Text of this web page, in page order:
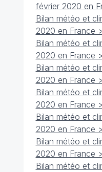
février 2020 en
Bilan météo et
2020 en France
Bilan météo et
2020 en France
Bilan météo et
2020 en France
Bilan météo et
2020 en France
Bilan météo et
2020 en France
Bilan météo et
2020 en France
Bilan météo et